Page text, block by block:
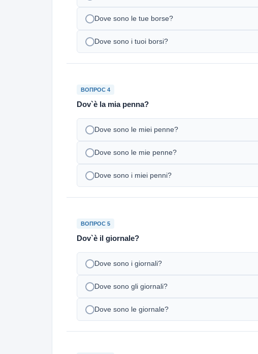
Dove sono le tue borse?
Dove sono i tuoi borsi?
ВОПРОС 4
Dov`è la mia penna?
Dove sono le miei penne?
Dove sono le mie penne?
Dove sono i miei penni?
ВОПРОС 5
Dov`è il giornale?
Dove sono i giornali?
Dove sono gli giornali?
Dove sono le giornale?